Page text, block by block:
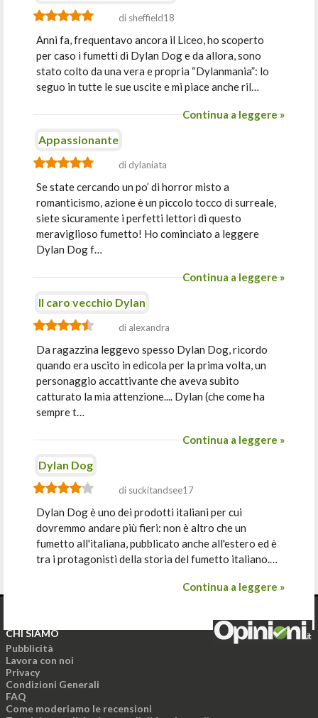
di sheffield18
Anni fa, frequentavo ancora il Liceo, ho scoperto
per caso i fumetti di Dylan Dog e da allora, sono
stato colto da una vera e propria “Dylanmania”: lo
seguo in tutte le sue uscite e mi piace anche ril…
Continua a leggere »
Appassionante
di dylaniata
Se state cercando un po’ di horror misto a
romanticismo, azione è un piccolo tocco di surreale,
siete sicuramente i perfetti lettori di questo
meraviglioso fumetto! Ho cominciato a leggere
Dylan Dog f…
Continua a leggere »
Il caro vecchio Dylan
di alexandra
Da ragazzina leggevo spesso Dylan Dog, ricordo
quando era uscito in edicola per la prima volta, un
personaggio accattivante che aveva subito
catturato la mia attenzione.... Dylan (che come ha
sempre t…
Continua a leggere »
Dylan Dog
di suckitandsee17
Dylan Dog è uno dei prodotti italiani per cui
dovremmo andare più fieri: non è altro che un
fumetto all'italiana, pubblicato anche all'estero ed è
tra i protagonisti della storia del fumetto italiano.…
Continua a leggere »
CHI SIAMO
Pubblicità
Lavora con noi
Privacy
Condizioni Generali
FAQ
Come moderiamo le recensioni